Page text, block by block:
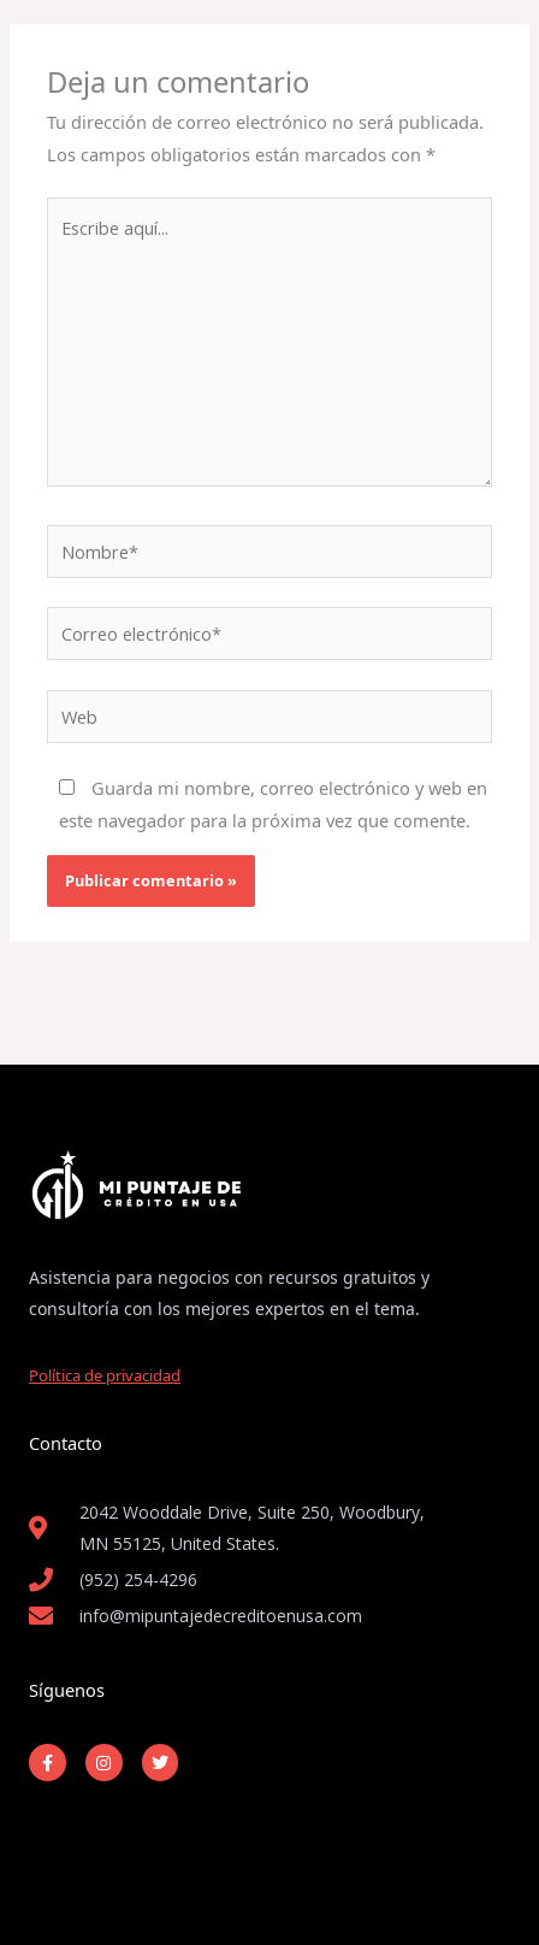
Deja un comentario
Tu dirección de correo electrónico no será publicada.
Los campos obligatorios están marcados con*
electrónico*
Guarda mi nombre, correo electrónico y web en
este navegador para la próxima vez que comente.
Asistencia para negocios con recursos gratuitos y
consultoría con los mejores expertos en el tema.
Política de privacidad
Contacto
2042 Wooddale Drive, Suite 250, Woodbury,
MN 55125, United States​.
(952) 254-4296
info@mipuntajedecreditoenusa.com
Síguenos
F
a
c
I
n
s
T
w
i